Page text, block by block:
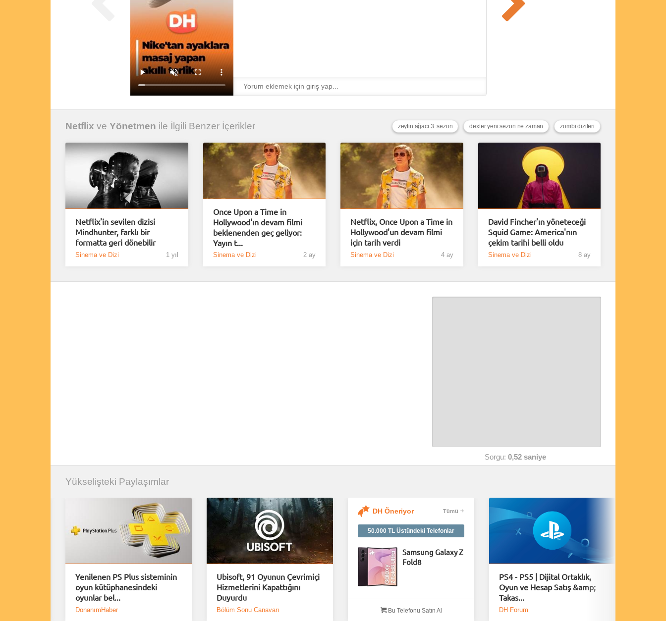
Netflix ve Yönetmen ile İlgili Benzer İçerikler zombi dizileri
dexter yeni sezon ne zaman
zeytin ağacı 3. sezon
Netflix'in sevilen dizisi
Mindhunter, farklı bir
formatta geri dönebilir
Sinema ve Dizi 1 yıl
Once Upon a Time in
Hollywood'ın devam filmi
beklenenden geç geliyor:
Yayın t...
Sinema ve Dizi 2 ay
Netflix, Once Upon a Time in
Hollywood'un devam filmi
için tarih verdi
Sinema ve Dizi 4 ay
David Fincher'ın yöneteceği
Squid Game: America'nın
çekim tarihi belli oldu
Sinema ve Dizi 8 ay
Sorgu: 0,52 saniye
Yükselişteki Paylaşımlar
Yenilenen PS Plus sisteminin
oyun kütüphanesindeki
oyunlar bel...
DonanımHaber
Ubisoft, 91 Oyunun Çevrimiçi
Hizmetlerini Kapattığını
Duyurdu
Bölüm Sonu Canavarı
DH Öneriyor Tümü
50.000 TL Üstündeki Telefonlar
Samsung Galaxy Z
Fold8
Bu Telefonu Satın Al
PS4 - PS5 | Dijital Ortaklık,
Oyun ve Hesap Satış &amp;
Takas...
DH Forum